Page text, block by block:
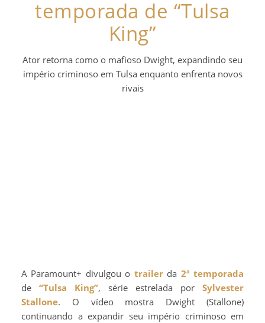
temporada de “Tulsa
King”
Ator retorna como o mafioso Dwight, expandindo seu
império criminoso em Tulsa enquanto enfrenta novos
rivais
A Paramount+ divulgou o trailerda 2ª temporada
de “Tulsa King”, série estrelada por Sylvester
Stallone. O vídeo mostra Dwight (Stallone)
continuando a expandir seu império criminoso em